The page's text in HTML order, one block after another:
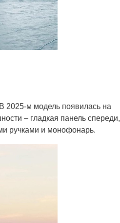
2025-м модель появилась на
– гладкая панель спереди,
ручками и монофонарь.